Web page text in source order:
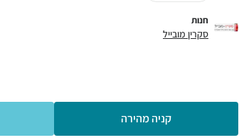
חנות
סקרין מובייל
קניה מהירה